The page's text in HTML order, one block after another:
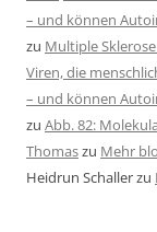
– und können
zu Multiple
Viren, die
– und können
zu Abb. 82:
Thomaszu Mehr
Heidrun Schallerzu